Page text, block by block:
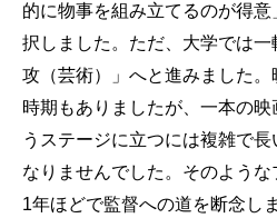
的に物事を組み立てるのが得
択しました。ただ、大学では
攻（芸術）」へと進みました
時期もありましたが、一本の
うステージに立つには複雑で
なりませんでした。そのような
1年ほどで監督への道を断念し